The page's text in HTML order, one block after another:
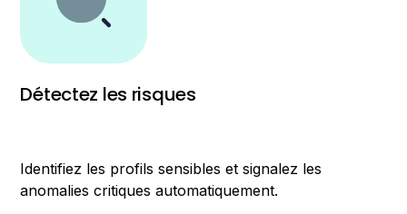
Détectez les risques
Identifiez les profils sensibles et signalez les
anomalies critiques automatiquement.